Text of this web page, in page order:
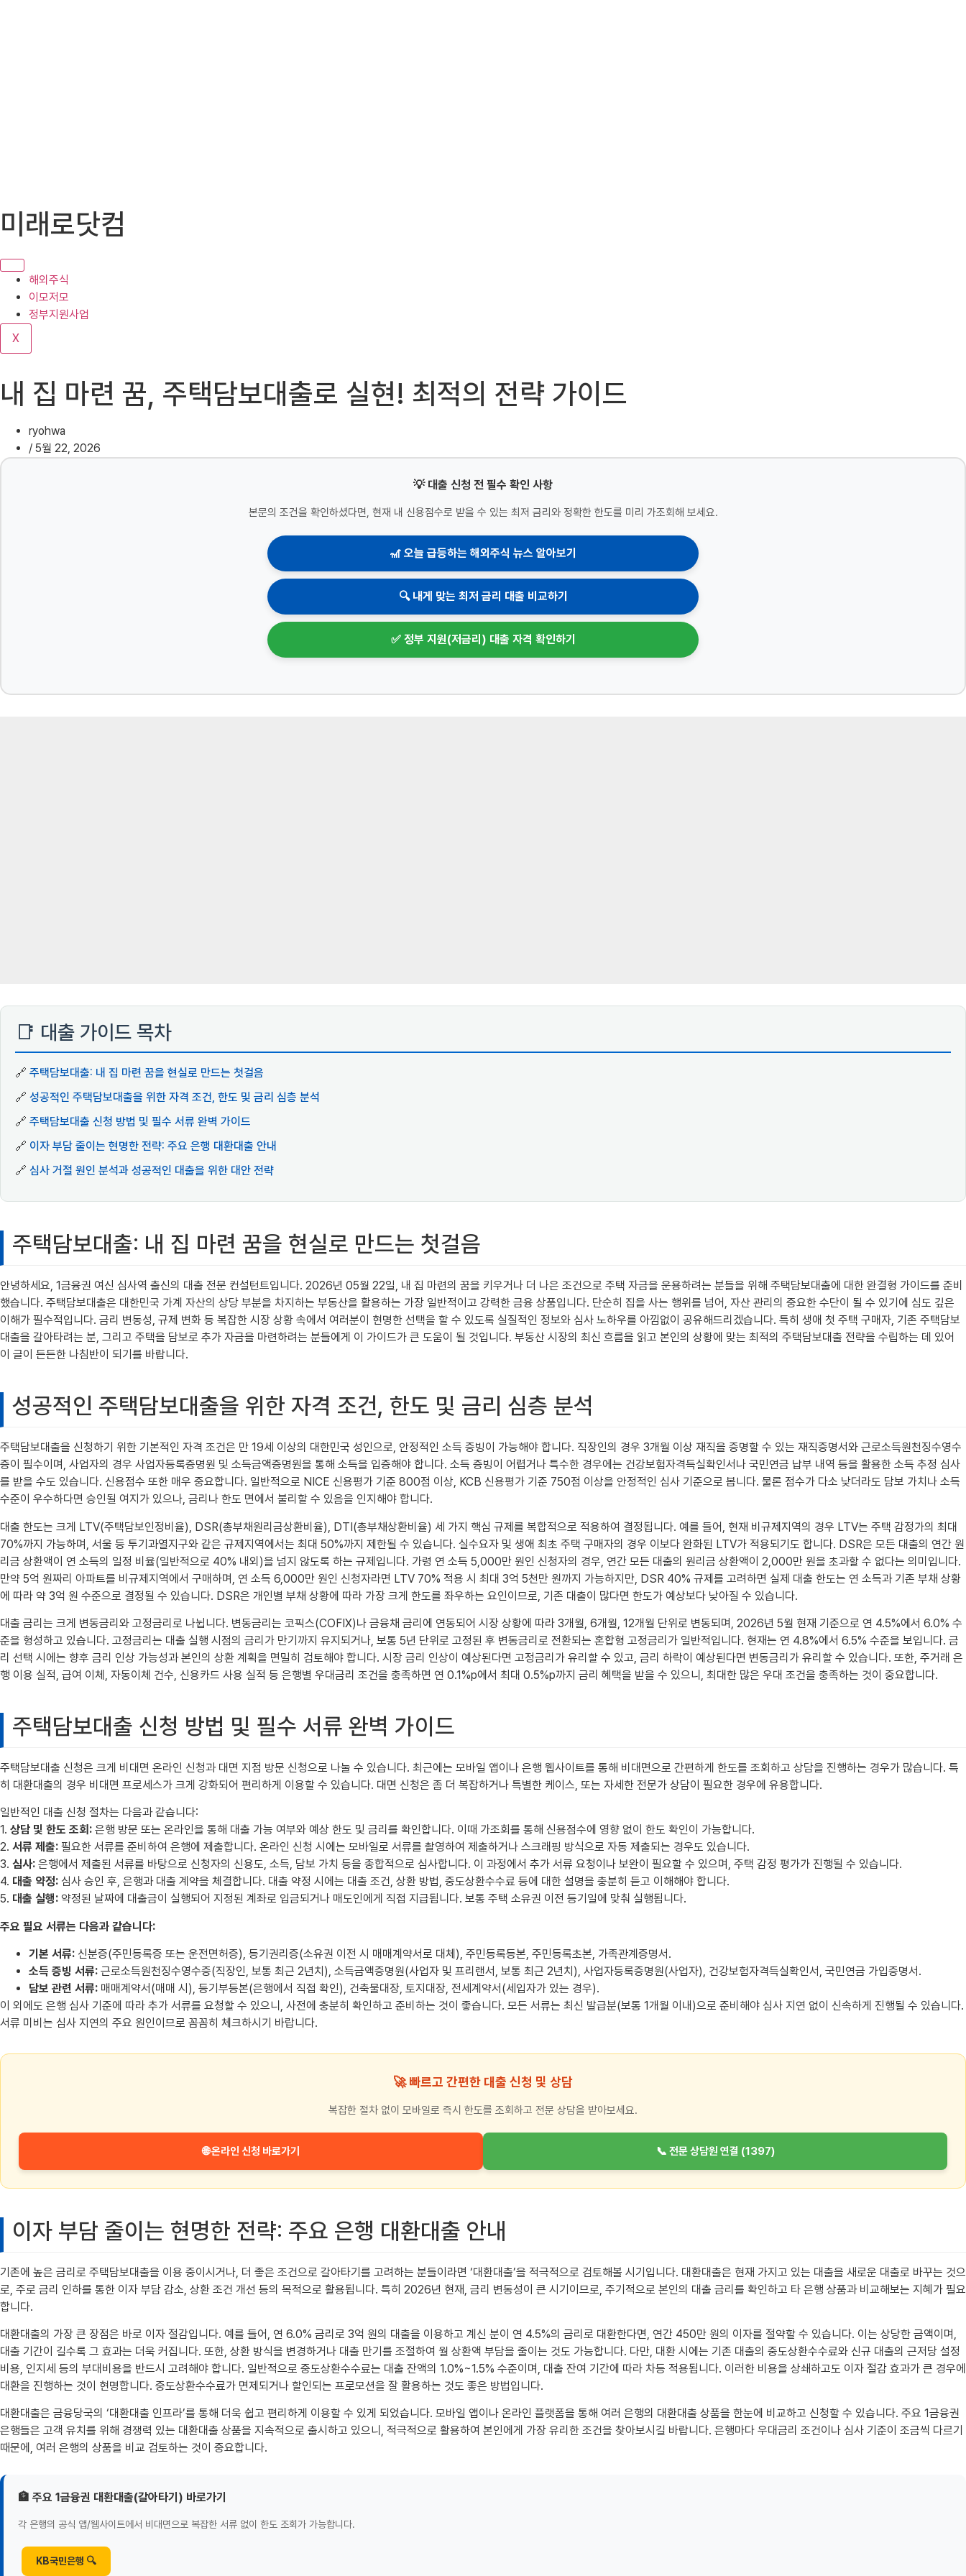
텐
로
기
미래로닷컴
해외주식
이모저모
정부지원사업
X
내 집 마련 꿈, 주택담보대출로 실현! 최적의 전략 가이드
ryohwa
/ 5월 22, 2026
💡 대출 신청 전 필수 확인 사항
본문의 조건을 확인하셨다면, 현재 내 신용점수로 받을 수 있는 최저 금리와 정확한 한도를 미리 가조회해 보세요.
🎢 오늘 급등하는 해외주식 뉴스 알아보기
🔍 내게 맞는 최저 금리 대출 비교하기
✅ 정부 지원(저금리) 대출 자격 확인하기
📑 대출 가이드 목차
🔗 주택담보대출: 내 집 마련 꿈을 현실로 만드는 첫걸음
🔗 성공적인 주택담보대출을 위한 자격 조건, 한도 및 금리 심층 분석
🔗 주택담보대출 신청 방법 및 필수 서류 완벽 가이드
🔗 이자 부담 줄이는 현명한 전략: 주요 은행 대환대출 안내
🔗 심사 거절 원인 분석과 성공적인 대출을 위한 대안 전략
주택담보대출: 내 집 마련 꿈을 현실로 만드는 첫걸음
안녕하세요, 1금융권 여신 심사역 출신의 대출 전문 컨설턴트입니다. 2026년 05월 22일, 내 집 마련의 꿈을 키우거나 더 나은 조건으로 주택 자금을 운용하려는 분들을 위해 주택담보대출에 대한 완결형 가이드를 준비
했습니다. 주택담보대출은 대한민국 가계 자산의 상당 부분을 차지하는 부동산을 활용하는 가장 일반적이고 강력한 금융 상품입니다. 단순히 집을 사는 행위를 넘어, 자산 관리의 중요한 수단이 될 수 있기에 심도 깊은
이해가 필수적입니다. 금리 변동성, 규제 변화 등 복잡한 시장 상황 속에서 여러분이 현명한 선택을 할 수 있도록 실질적인 정보와 심사 노하우를 아낌없이 공유해드리겠습니다. 특히 생애 첫 주택 구매자, 기존 주택담보
대출을 갈아타려는 분, 그리고 주택을 담보로 추가 자금을 마련하려는 분들에게 이 가이드가 큰 도움이 될 것입니다. 부동산 시장의 최신 흐름을 읽고 본인의 상황에 맞는 최적의 주택담보대출 전략을 수립하는 데 있어
이 글이 든든한 나침반이 되기를 바랍니다.
성공적인 주택담보대출을 위한 자격 조건, 한도 및 금리 심층 분석
주택담보대출을 신청하기 위한 기본적인 자격 조건은 만 19세 이상의 대한민국 성인으로, 안정적인 소득 증빙이 가능해야 합니다. 직장인의 경우 3개월 이상 재직을 증명할 수 있는 재직증명서와 근로소득원천징수영수
증이 필수이며, 사업자의 경우 사업자등록증명원 및 소득금액증명원을 통해 소득을 입증해야 합니다. 소득 증빙이 어렵거나 특수한 경우에는 건강보험자격득실확인서나 국민연금 납부 내역 등을 활용한 소득 추정 심사
를 받을 수도 있습니다. 신용점수 또한 매우 중요합니다. 일반적으로 NICE 신용평가 기준 800점 이상, KCB 신용평가 기준 750점 이상을 안정적인 심사 기준으로 봅니다. 물론 점수가 다소 낮더라도 담보 가치나 소득
수준이 우수하다면 승인될 여지가 있으나, 금리나 한도 면에서 불리할 수 있음을 인지해야 합니다.
대출 한도는 크게 LTV(주택담보인정비율), DSR(총부채원리금상환비율), DTI(총부채상환비율) 세 가지 핵심 규제를 복합적으로 적용하여 결정됩니다. 예를 들어, 현재 비규제지역의 경우 LTV는 주택 감정가의 최대
70%까지 가능하며, 서울 등 투기과열지구와 같은 규제지역에서는 최대 50%까지 제한될 수 있습니다. 실수요자 및 생애 최초 주택 구매자의 경우 이보다 완화된 LTV가 적용되기도 합니다. DSR은 모든 대출의 연간 원
리금 상환액이 연 소득의 일정 비율(일반적으로 40% 내외)을 넘지 않도록 하는 규제입니다. 가령 연 소득 5,000만 원인 신청자의 경우, 연간 모든 대출의 원리금 상환액이 2,000만 원을 초과할 수 없다는 의미입니다.
만약 5억 원짜리 아파트를 비규제지역에서 구매하며, 연 소득 6,000만 원인 신청자라면 LTV 70% 적용 시 최대 3억 5천만 원까지 가능하지만, DSR 40% 규제를 고려하면 실제 대출 한도는 연 소득과 기존 부채 상황
에 따라 약 3억 원 수준으로 결정될 수 있습니다. DSR은 개인별 부채 상황에 따라 가장 크게 한도를 좌우하는 요인이므로, 기존 대출이 많다면 한도가 예상보다 낮아질 수 있습니다.
대출 금리는 크게 변동금리와 고정금리로 나뉩니다. 변동금리는 코픽스(COFIX)나 금융채 금리에 연동되어 시장 상황에 따라 3개월, 6개월, 12개월 단위로 변동되며, 2026년 5월 현재 기준으로 연 4.5%에서 6.0% 수
준을 형성하고 있습니다. 고정금리는 대출 실행 시점의 금리가 만기까지 유지되거나, 보통 5년 단위로 고정된 후 변동금리로 전환되는 혼합형 고정금리가 일반적입니다. 현재는 연 4.8%에서 6.5% 수준을 보입니다. 금
리 선택 시에는 향후 금리 인상 가능성과 본인의 상환 계획을 면밀히 검토해야 합니다. 시장 금리 인상이 예상된다면 고정금리가 유리할 수 있고, 금리 하락이 예상된다면 변동금리가 유리할 수 있습니다. 또한, 주거래 은
행 이용 실적, 급여 이체, 자동이체 건수, 신용카드 사용 실적 등 은행별 우대금리 조건을 충족하면 연 0.1%p에서 최대 0.5%p까지 금리 혜택을 받을 수 있으니, 최대한 많은 우대 조건을 충족하는 것이 중요합니다.
주택담보대출 신청 방법 및 필수 서류 완벽 가이드
주택담보대출 신청은 크게 비대면 온라인 신청과 대면 지점 방문 신청으로 나눌 수 있습니다. 최근에는 모바일 앱이나 은행 웹사이트를 통해 비대면으로 간편하게 한도를 조회하고 상담을 진행하는 경우가 많습니다. 특
히 대환대출의 경우 비대면 프로세스가 크게 강화되어 편리하게 이용할 수 있습니다. 대면 신청은 좀 더 복잡하거나 특별한 케이스, 또는 자세한 전문가 상담이 필요한 경우에 유용합니다.
일반적인 대출 신청 절차는 다음과 같습니다:
1. 상담 및 한도 조회: 은행 방문 또는 온라인을 통해 대출 가능 여부와 예상 한도 및 금리를 확인합니다. 이때 가조회를 통해 신용점수에 영향 없이 한도 확인이 가능합니다.
2. 서류 제출: 필요한 서류를 준비하여 은행에 제출합니다. 온라인 신청 시에는 모바일로 서류를 촬영하여 제출하거나 스크래핑 방식으로 자동 제출되는 경우도 있습니다.
3. 심사: 은행에서 제출된 서류를 바탕으로 신청자의 신용도, 소득, 담보 가치 등을 종합적으로 심사합니다. 이 과정에서 추가 서류 요청이나 보완이 필요할 수 있으며, 주택 감정 평가가 진행될 수 있습니다.
4. 대출 약정: 심사 승인 후, 은행과 대출 계약을 체결합니다. 대출 약정 시에는 대출 조건, 상환 방법, 중도상환수수료 등에 대한 설명을 충분히 듣고 이해해야 합니다.
5. 대출 실행: 약정된 날짜에 대출금이 실행되어 지정된 계좌로 입금되거나 매도인에게 직접 지급됩니다. 보통 주택 소유권 이전 등기일에 맞춰 실행됩니다.
주요 필요 서류는 다음과 같습니다:
기본 서류: 신분증(주민등록증 또는 운전면허증), 등기권리증(소유권 이전 시 매매계약서로 대체), 주민등록등본, 주민등록초본, 가족관계증명서.
소득 증빙 서류: 근로소득원천징수영수증(직장인, 보통 최근 2년치), 소득금액증명원(사업자 및 프리랜서, 보통 최근 2년치), 사업자등록증명원(사업자), 건강보험자격득실확인서, 국민연금 가입증명서.
담보 관련 서류: 매매계약서(매매 시), 등기부등본(은행에서 직접 확인), 건축물대장, 토지대장, 전세계약서(세입자가 있는 경우).
이 외에도 은행 심사 기준에 따라 추가 서류를 요청할 수 있으니, 사전에 충분히 확인하고 준비하는 것이 좋습니다. 모든 서류는 최신 발급분(보통 1개월 이내)으로 준비해야 심사 지연 없이 신속하게 진행될 수 있습니다.
서류 미비는 심사 지연의 주요 원인이므로 꼼꼼히 체크하시기 바랍니다.
🚀 빠르고 간편한 대출 신청 및 상담
복잡한 절차 없이 모바일로 즉시 한도를 조회하고 전문 상담을 받아보세요.
🌐 온라인 신청 바로가기 📞 전문 상담원 연결 (1397)
이자 부담 줄이는 현명한 전략: 주요 은행 대환대출 안내
기존에 높은 금리로 주택담보대출을 이용 중이시거나, 더 좋은 조건으로 갈아타기를 고려하는 분들이라면 ‘대환대출’을 적극적으로 검토해볼 시기입니다. 대환대출은 현재 가지고 있는 대출을 새로운 대출로 바꾸는 것으
로, 주로 금리 인하를 통한 이자 부담 감소, 상환 조건 개선 등의 목적으로 활용됩니다. 특히 2026년 현재, 금리 변동성이 큰 시기이므로, 주기적으로 본인의 대출 금리를 확인하고 타 은행 상품과 비교해보는 지혜가 필요
합니다.
대환대출의 가장 큰 장점은 바로 이자 절감입니다. 예를 들어, 연 6.0% 금리로 3억 원의 대출을 이용하고 계신 분이 연 4.5%의 금리로 대환한다면, 연간 450만 원의 이자를 절약할 수 있습니다. 이는 상당한 금액이며,
대출 기간이 길수록 그 효과는 더욱 커집니다. 또한, 상환 방식을 변경하거나 대출 만기를 조절하여 월 상환액 부담을 줄이는 것도 가능합니다. 다만, 대환 시에는 기존 대출의 중도상환수수료와 신규 대출의 근저당 설정
비용, 인지세 등의 부대비용을 반드시 고려해야 합니다. 일반적으로 중도상환수수료는 대출 잔액의 1.0%~1.5% 수준이며, 대출 잔여 기간에 따라 차등 적용됩니다. 이러한 비용을 상쇄하고도 이자 절감 효과가 큰 경우에
대환을 진행하는 것이 현명합니다. 중도상환수수료가 면제되거나 할인되는 프로모션을 잘 활용하는 것도 좋은 방법입니다.
대환대출은 금융당국의 ‘대환대출 인프라’를 통해 더욱 쉽고 편리하게 이용할 수 있게 되었습니다. 모바일 앱이나 온라인 플랫폼을 통해 여러 은행의 대환대출 상품을 한눈에 비교하고 신청할 수 있습니다. 주요 1금융권
은행들은 고객 유치를 위해 경쟁력 있는 대환대출 상품을 지속적으로 출시하고 있으니, 적극적으로 활용하여 본인에게 가장 유리한 조건을 찾아보시길 바랍니다. 은행마다 우대금리 조건이나 심사 기준이 조금씩 다르기
때문에, 여러 은행의 상품을 비교 검토하는 것이 중요합니다.
🏦 주요 1금융권 대환대출(갈아타기) 바로가기
각 은행의 공식 앱/웹사이트에서 비대면으로 복잡한 서류 없이 한도 조회가 가능합니다.
KB국민은행 🔍